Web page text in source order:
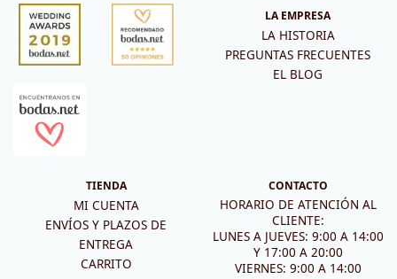
LA EMPRESA
LA HISTORIA
PREGUNTAS FRECUENTES
EL BLOG
TIENDA
MI CUENTA
ENVÍOS Y PLAZOS DE
ENTREGA
CARRITO
CONTACTO
HORARIO DE ATENCIÓN AL
CLIENTE:
LUNES A JUEVES: 9:00 A 14:00
Y 17:00 A 20:00
VIERNES: 9:00 A 14:00